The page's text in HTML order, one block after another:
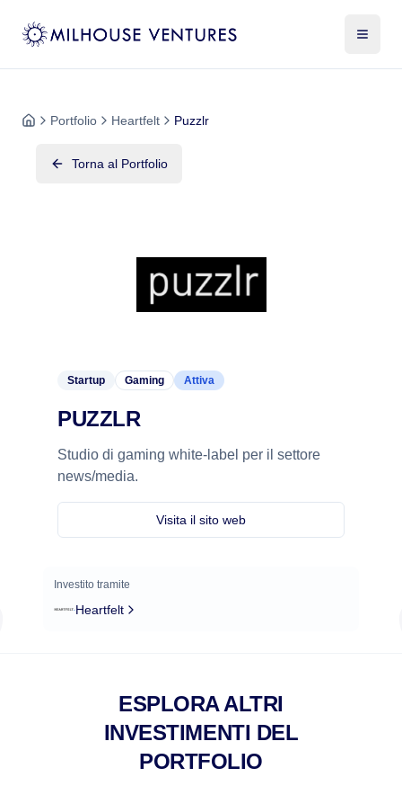
Portfolio Heartfelt Puzzlr
Torna al Portfolio
Startup Gaming Attiva
PUZZLR
Studio di gaming white-label per il settore
news/media.
Visita il sito web
Investito tramite
Heartfelt
ESPLORA ALTRI
INVESTIMENTI DEL
PORTFOLIO